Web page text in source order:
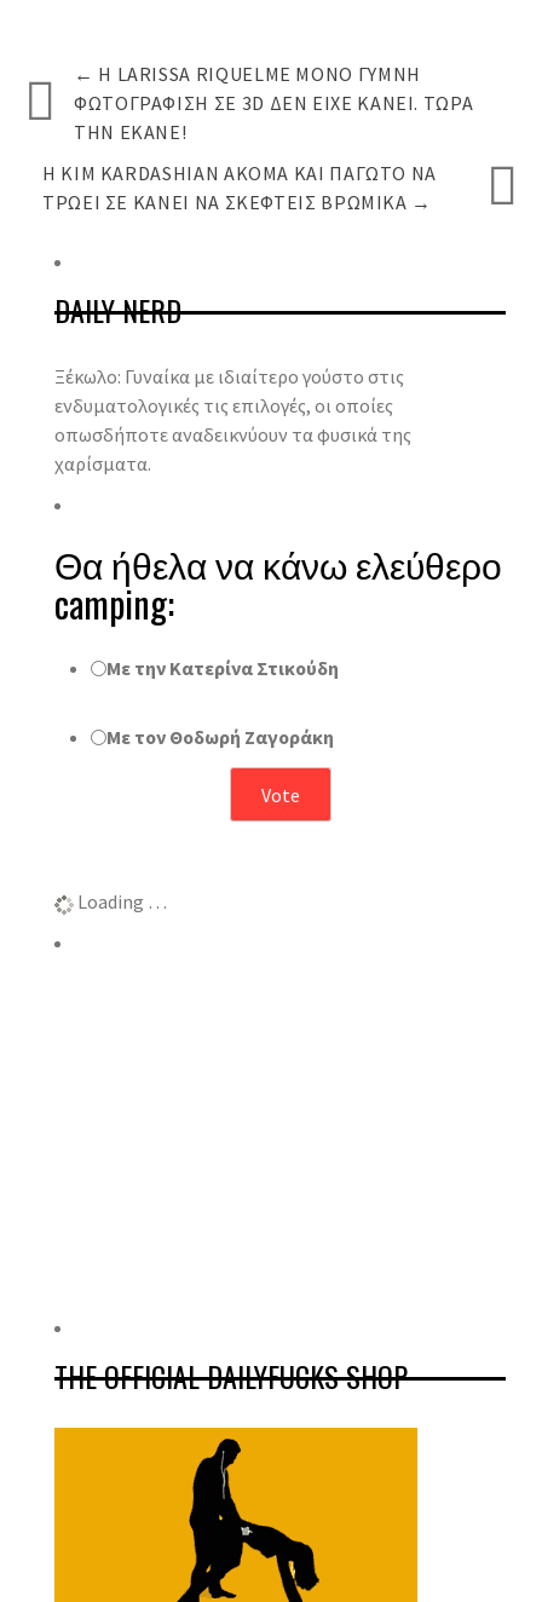
← Η LARISSA RIQUELME ΜΌΝΟ ΓΥΜΝΉ
ΦΩΤΟΓΡΆΦΙΣΗ ΣΕ 3D ΔΕΝ ΕΊΧΕ ΚΆΝΕΙ. ΤΏΡΑ
ΤΗΝ ΈΚΑΝΕ!
Η KIM KARDASHIAN ΑΚΌΜΑ ΚΑΙ ΠΑΓΩΤΌ ΝΑ
ΤΡΏΕΙ ΣΕ ΚΆΝΕΙ ΝΑ ΣΚΕΦΤΕΊΣ ΒΡΏΜΙΚΑ →
DAILY NERD
Ξέκωλο: Γυναίκα με ιδιαίτερο γούστο στις
ενδυματολογικές τις επιλογές, οι οποίες
οπωσδήποτε αναδεικνύουν τα φυσικά της
χαρίσματα.
Θα ήθελα να κάνω ελεύθερο
camping:
Με την Κατερίνα Στικούδη
Με τον Θοδωρή Ζαγοράκη
Loading …
THE OFFICIAL DAILYFUCKS SHOP